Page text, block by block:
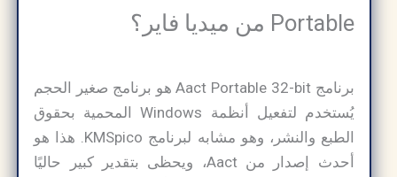
Portable من ميديا فاير؟
برنامج Aact Portable 32-bit هو برنامج صغير الحجم
يُستخدم لتفعيل أنظمة Windows المحمية بحقوق
الطبع والنشر، وهو مشابه لبرنامج KMSpico. هذا هو
أحدث إصدار من Aact، ويحظى بتقدير كبير حاليًا